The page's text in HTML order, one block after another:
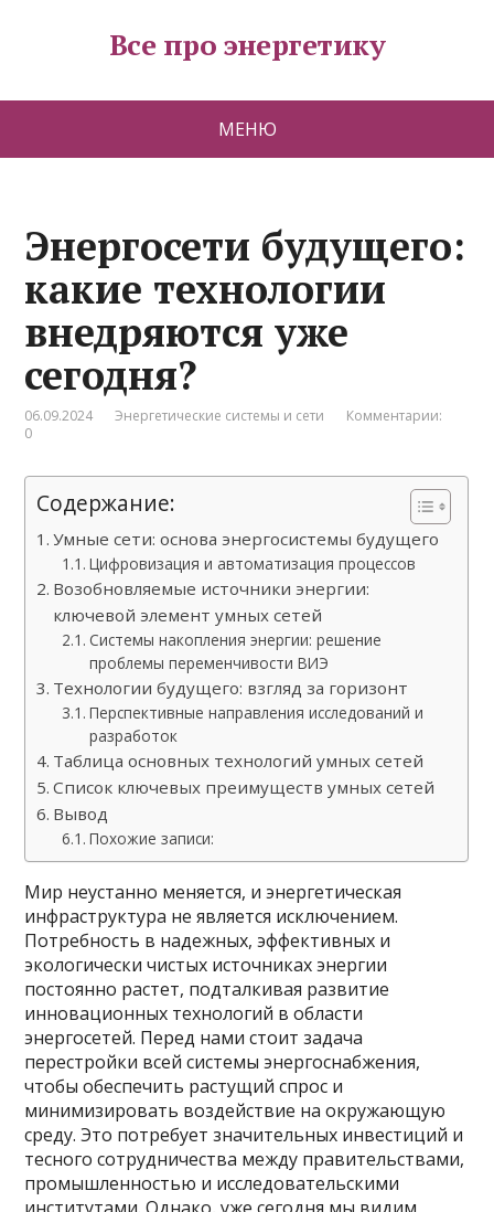
Все про энергетику
МЕНЮ
Энергосети будущего:
какие технологии
внедряются уже
сегодня?
06.09.2024 Энергетические системы и сети
Комментарии:
0
Содержание:
Умные сети: основа энергосистемы будущего
Цифровизация и автоматизация процессов
Возобновляемые источники энергии:
ключевой элемент умных сетей
Системы накопления энергии: решение
проблемы переменчивости ВИЭ
Технологии будущего: взгляд за горизонт
Перспективные направления исследований и
разработок
Таблица основных технологий умных сетей
Список ключевых преимуществ умных сетей
Вывод
Похожие записи:
Мир неустанно меняется, и энергетическая
инфраструктура не является исключением.
Потребность в надежных, эффективных и
экологически чистых источниках энергии
постоянно растет, подталкивая развитие
инновационных технологий в области
энергосетей. Перед нами стоит задача
перестройки всей системы энергоснабжения,
чтобы обеспечить растущий спрос и
минимизировать воздействие на окружающую
среду. Это потребует значительных инвестиций и
тесного сотрудничества между правительствами,
промышленностью и исследовательскими